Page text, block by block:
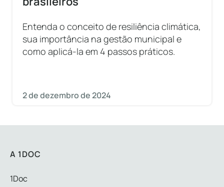
Entenda o conceito de resiliência climática,
sua importância na gestão municipal e
como aplicá-la em 4 passos práticos.
2 de dezembro de 2024
A 1DOC
1Doc